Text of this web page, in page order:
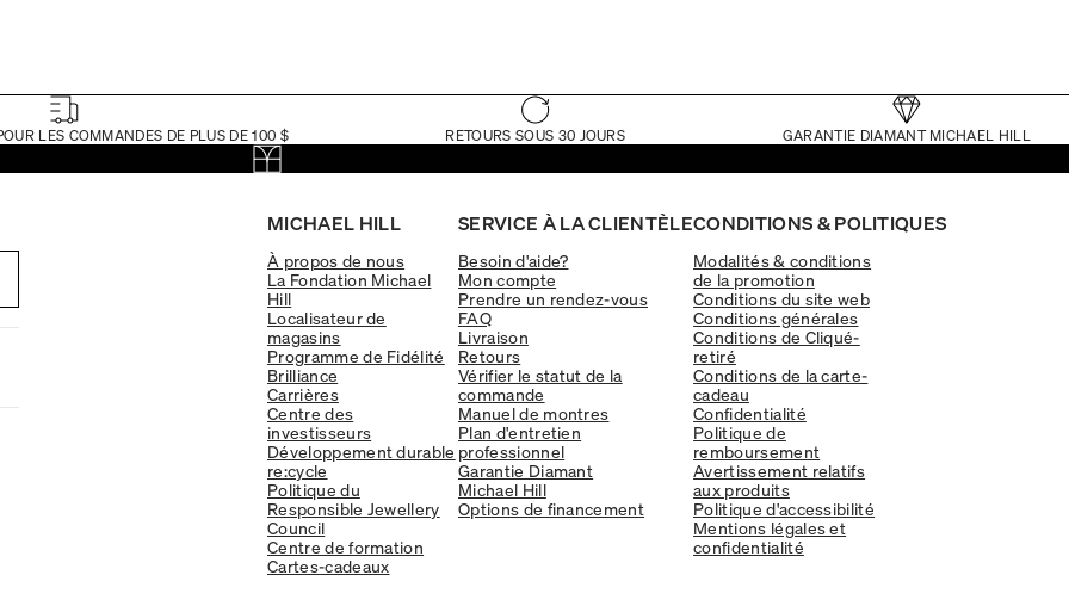
LES COMMANDES DE PLUS DE 100 $ RETOURS SOUS 30 JOURS GARANTIE DIAMANT MICHAEL HILL
MICHAEL HILL
À propos de nous
La Fondation Michael
Hill
Localisateur de
magasins
Programme de Fidélité
Brilliance
Carrières
Centre des
investisseurs
Développement durable
re:cycle
Politique du
Responsible Jewellery
Council
Centre de formation
Cartes-cadeaux
SERVICE À LA CLIENTÈLE
Besoin d'aide?
Mon compte
Prendre un rendez-vous
FAQ
Livraison
Retours
Vérifier le statut de la
commande
Manuel de montres
Plan d'entretien
professionnel
Garantie Diamant
Michael Hill
Options de financement
CONDITIONS & POLITIQUES
Modalités & conditions
de la promotion
Conditions du site web
Conditions générales
Conditions de Cliqué-
retiré
Conditions de la carte-
cadeau
Confidentialité
Politique de
remboursement
Avertissement relatifs
aux produits
Politique d'accessibilité
Mentions légales et
confidentialité